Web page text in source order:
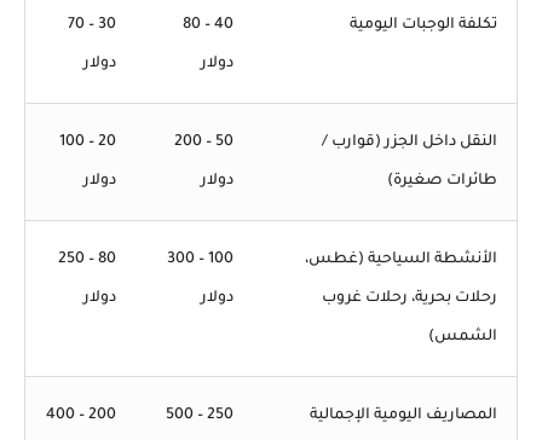
تكلفة الوجبات اليومية 40 – 80
دولار
30 – 70
دولار
النقل داخل الجزر (قوارب /
طائرات صغيرة)
50 – 200
دولار
20 – 100
دولار
الأنشطة السياحية (غطس،
رحلات بحرية، رحلات غروب
الشمس)
100 – 300
دولار
80 – 250
دولار
المصاريف اليومية الإجمالية 250 – 500
200 – 400